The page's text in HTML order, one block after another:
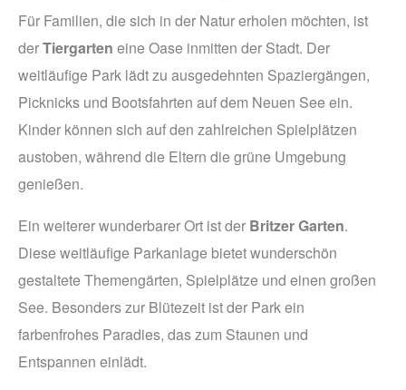
Für Familien, die sich in der Natur erholen möchten, ist
derTiergarten eine Oase inmitten der Stadt. Der
weitläufige Park lädt zu ausgedehnten Spaziergängen,
Picknicks und Bootsfahrten auf dem Neuen See ein.
Kinder können sich auf den zahlreichen Spielplätzen
austoben, während die Eltern die grüne Umgebung
genießen.
Ein weiterer wunderbarer Ort ist der Britzer Garten.
Diese weitläufige Parkanlage bietet wunderschön
gestaltete Themengärten, Spielplätze und einen großen
See. Besonders zur Blütezeit ist der Park ein
farbenfrohes Paradies, das zum Staunen und
Entspannen einlädt.